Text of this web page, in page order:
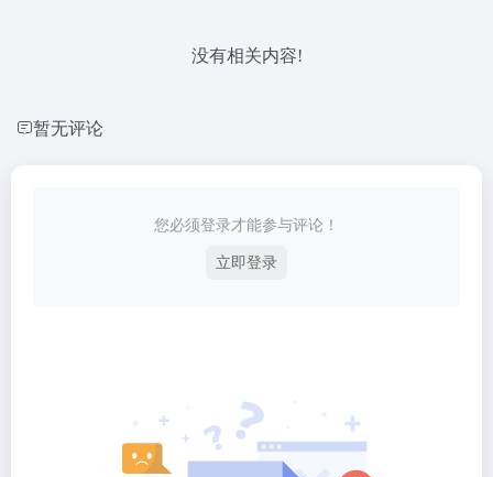
没有相关内容!
暂无评论
您必须登录才能参与评论！
立即登录